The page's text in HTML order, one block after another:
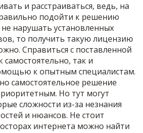
и расстраиваться, ведь, на
подойти к решению
нарушать установленных
то получить такую лицензию
Справиться с поставленной
так и
к опытным специалистам.
самостоятельное решение
Но тут могут
сложности из-за незнания
и нюансов. Не стоит
интернета можно найти